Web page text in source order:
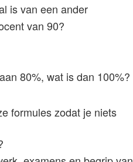
is van een ander
van 90?
80%, wat is dan 100%?
formules zodat je niets